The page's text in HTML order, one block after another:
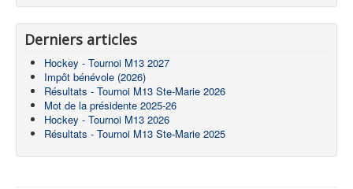
Derniers articles
Hockey - Tournoi M13 2027
Impôt bénévole (2026)
Résultats - Tournoi M13 Ste-Marie 2026
Mot de la présidente 2025-26
Hockey - Tournoi M13 2026
Résultats - Tournoi M13 Ste-Marie 2025